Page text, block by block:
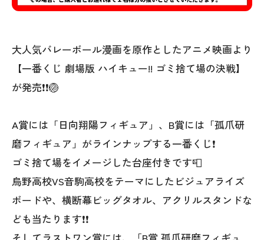
大人気バレーボール漫画を原作としたアニメ映画より
【一番くじ 劇場版 ハイキュー!! ゴミ捨て場の決戦】
が発売❗❗🏐
A賞には「日向翔陽フィギュア」、B賞には「孤爪研
磨フィギュア」がラインナップする一番くじ❗
ゴミ捨て場をイメージした台座付きです📮
烏野高校VS音駒高校をテーマにしたビジュアライズ
ボードや、横断幕ビッグタオル、アクリルスタンドな
ども当たります❗❗